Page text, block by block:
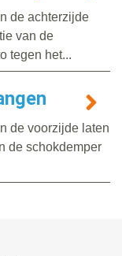
de achterzijde
van de
tegen het...
de voorzijde laten
de schokdemper